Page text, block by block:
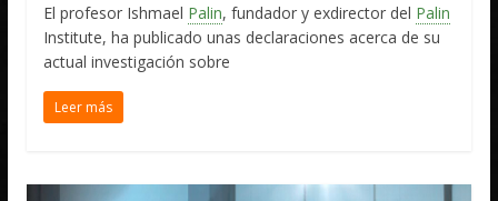
El profesor Ishmael Palin, fundador y exdirector del Palin
Institute, ha publicado unas declaraciones acerca de su
actual investigación sobre
Leer más